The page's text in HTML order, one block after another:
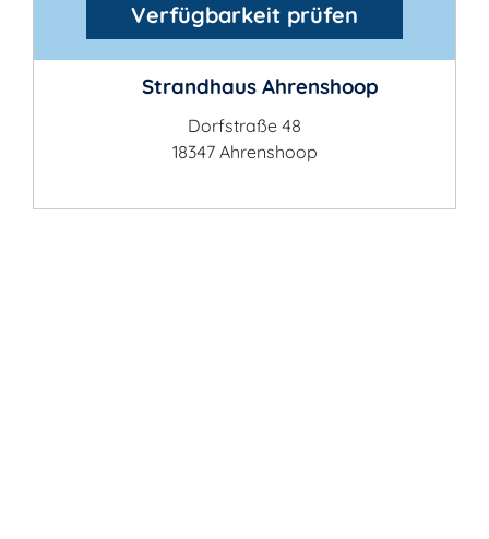
Verfügbarkeit prüfen
Strandhaus Ahrenshoop
Dorfstraße 48
18347 Ahrenshoop